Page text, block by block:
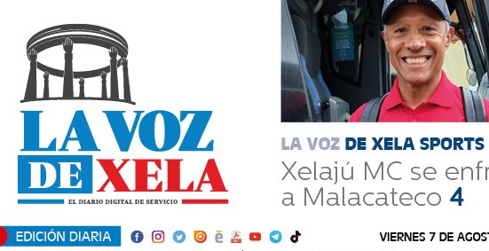
Opiniones La Voz de Xela Sports Contáctanos LA VOZ 25
Patzicía Escritura Noveno Aniversario Fichajes
si no, los que están
Parte I